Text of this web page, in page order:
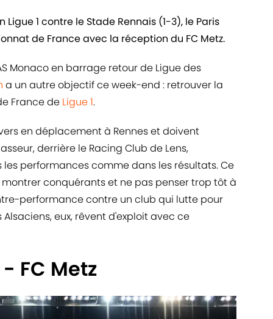
1 contre le Stade Rennais (1-3), le Paris
de France avec la réception du FC Metz.
Monaco en barrage retour de Ligue des
a un autre objectif ce week-end : retrouver la
France de Ligue 1.
en déplacement à Rennes et doivent
derrière le Racing Club de Lens,
performances comme dans les résultats. Ce
conquérants et ne pas penser trop tôt à
performance contre un club qui lutte pour
Alsaciens, eux, rêvent d'exploit avec ce
FC Metz